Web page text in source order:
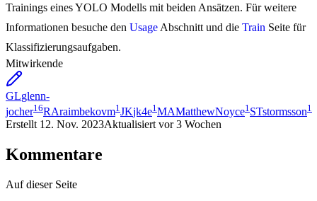
Trainings eines YOLO Modells mit beiden Ansätzen. Für weitere
Informationen besuche den Usage Abschnitt und die Train Seite für
Klassifizierungsaufgaben.
Mitwirkende
GLglenn-
jocher16RAraimbekovm1 JKjk4e1 MAMatthewNoyce1 STstormsson1
Erstellt 12. Nov. 2023Aktualisiert vor 3 Wochen
Kommentare
Auf dieser Seite